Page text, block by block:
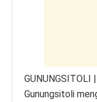
GUNUNGSITOLI
Gunungsitoli